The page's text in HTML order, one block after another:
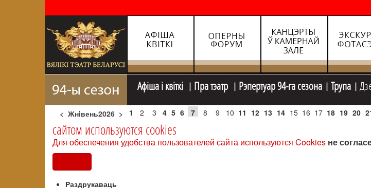
Афiша i квiткi Пра тэатр Рэпертуар 94-га сезона Трупа
< Жнiвень2026 > 1 2 3 4 5 6 7 8 9 10 11 12 13 14 15 16 17 18 19 20
сайтом используются cookies
Для обеспечения удобства пользователей сайта используются Cookies не
Раздрукаваць